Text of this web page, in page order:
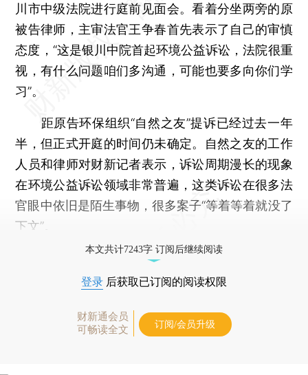
川市中级法院进行庭前见面会。看着分坐两旁的原
被告律师，主审法官王争春首先表示了自己的审慎
态度，“这是银川中院首起环境公益诉讼，法院很重
视，有什么问题咱们多沟通，可能也要多向你们学
习”。
距原告环保组织“自然之友”提诉已经过去一年
半，但正式开庭的时间仍未确定。自然之友的工作
人员和律师对财新记者表示，诉讼周期漫长的现象
在环境公益诉讼领域非常普遍，这类诉讼在很多法
官眼中依旧是陌生事物，很多案子“等着等着就没了
下文”。
本文共计7243字 订阅后继续阅读
登录 后获取已订阅的阅读权限
财新通会员
可畅读全文
订阅/会员升级